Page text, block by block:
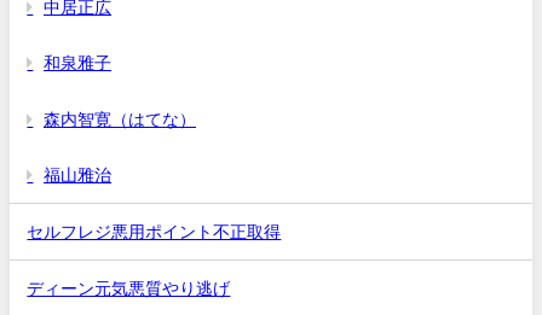
中居正広
和泉雅子
森内智寛（はてな）
福山雅治
セルフレジ悪用ポイント不正取得
ディーン元気悪質やり逃げ